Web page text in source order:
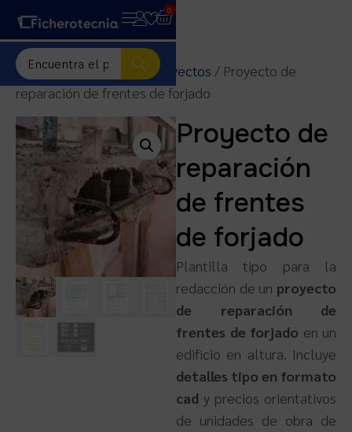
0
Inicio/Plantillas para proyectos / Proyecto de
reparación de frentes de forjado
Proyecto de
reparación
de frentes
de forjado
Plantilla tipo para la
redacción de un proyecto
de reparación de
frentes de forjado en un
edificio en altura. Incluye
detalles tipo en formato
cad y precios orientativos
de unidades de obra de